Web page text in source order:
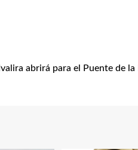
abrirá para el Puente de